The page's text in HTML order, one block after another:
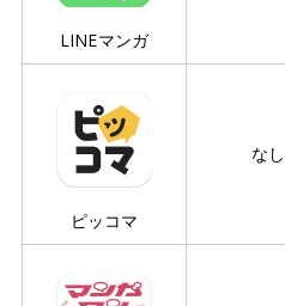
LINEマンガ
ピッコマ
なし